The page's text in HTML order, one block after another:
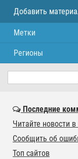
Добавить
Метки
Регионы
Последние
Читайте новости
Сообщить об
Топ сайтов